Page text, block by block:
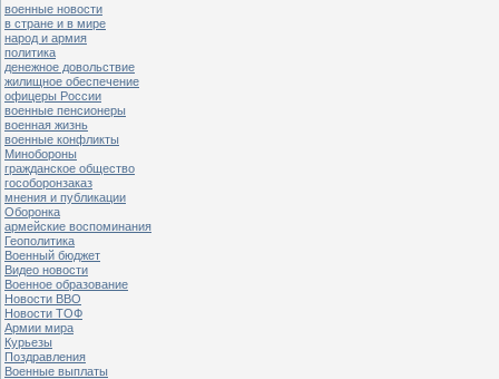
военные новости
в стране и в мире
народ и армия
политика
денежное довольствие
жилищное обеспечение
офицеры России
военные пенсионеры
военная жизнь
военные конфликты
Минобороны
гражданское общество
гособоронзаказ
мнения и публикации
Оборонка
армейские воспоминания
Геополитика
Военный бюджет
Видео новости
Военное образование
Новости ВВО
Новости ТОФ
Армии мира
Курьезы
Поздравления
Военные выплаты